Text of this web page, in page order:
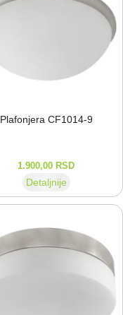
Plafonjera CF1014-⁠9
1.900,00 RSD
Detaljnije